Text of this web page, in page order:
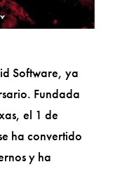
Software, ya
Fundada
el 1 de
ha convertido
y ha